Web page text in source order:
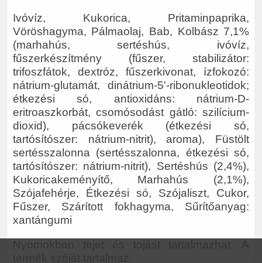
Ivóvíz, Kukorica, Pritaminpaprika,
Vöröshagyma, Pálmaolaj, Bab, Kolbász 7,1%
(marhahús, sertéshús, ivóvíz,
fűszerkészítmény (fűszer, stabilizátor:
trifoszfátok, dextróz, fűszerkivonat, ízfokozó:
nátrium-glutamát, dinátrium-5'-ribonukleotidok;
étkezési só, antioxidáns: nátrium-D-
eritroaszkorbát, csomósodást gátló: szilícium-
dioxid), pácsókeverék (étkezési só,
tartósítószer: nátrium-nitrit), aroma), Füstölt
sertésszalonna (sertésszalonna, étkezési só,
tartósítószer: nátrium-nitrit), Sertéshús (2,4%),
Kukoricakeményítő, Marhahús (2,1%),
Szójafehérje, Étkezési só, Szójaliszt, Cukor,
Fűszer, Szárított fokhagyma, Sűrítőanyag:
xantángumi